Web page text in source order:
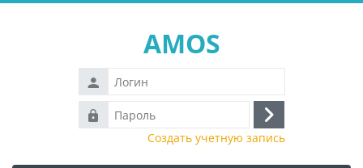
AMOS
Логин
Пароль
Вход
Создать учетную запись